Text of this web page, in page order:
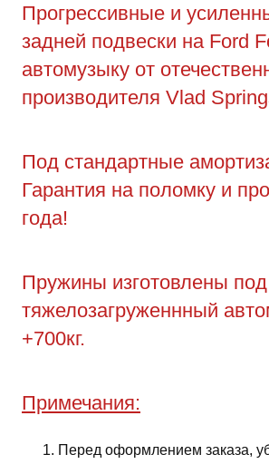
Прогрессивные и
задней подвески на Ford
автомузыку от
производителя Vlad
Под стандартные
Гарантия на поломку и
года!
Пружины изготовлены под
тяжелозагруженнный
+700кг.
Примечания:
Перед оформлением заказа,